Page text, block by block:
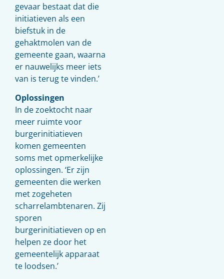
gevaar bestaat dat die
initiatieven als een
biefstuk in de
gehaktmolen van de
gemeente gaan, waarna
er nauwelijks meer iets
van is terug te vinden.’
Oplossingen
In de zoektocht naar
meer ruimte voor
burgerinitiatieven
komen gemeenten
soms met opmerkelijke
oplossingen. ‘Er zijn
gemeenten die werken
met zogeheten
scharrelambtenaren. Zij
sporen
burgerinitiatieven op en
helpen ze door het
gemeentelijk apparaat
te loodsen.’